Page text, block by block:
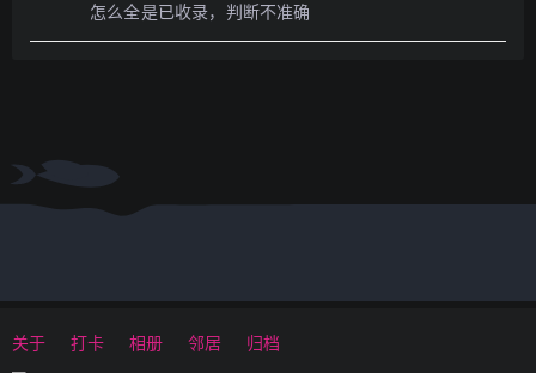
怎么全是已收录，判断不准确
关于 打卡 相册 邻居 归档